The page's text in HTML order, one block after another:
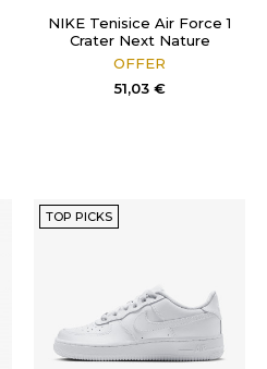
NIKE Tenisice Air Force 1
Crater Next Nature
OFFER
51,03 €
TOP PICKS